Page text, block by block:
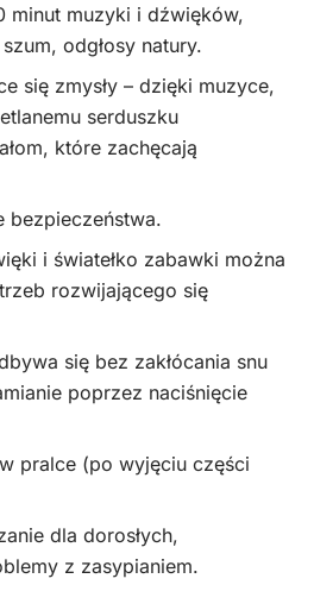
minut muzyki i dźwięków,
odgłosy natury.
się zmysły – dzięki muzyce,
serduszku
które zachęcają
bezpieczeństwa.
i światełko zabawki można
rozwijającego się
się bez zakłócania snu
poprzez naciśnięcie
pralce (po wyjęciu części
dla dorosłych,
z zasypianiem.